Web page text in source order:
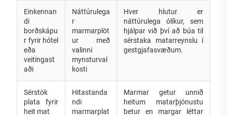
Einkennan
di
borðskápu
r fyrir hótel
eða
veitingast
aði
Náttúrulega
r
marmarplöt
ur með
valinni
mynsturval
kosti
Hver hlutur er
náttúrulega ólíkur, sem
hjálpar við því að búa til
sérstaka matarreynslu í
gestgjafasvæðum.
Sérstök
plata fyrir
heit mat
Hitastanda
ndi
marmarplat
Marmar getur unnið
heitum matarþjónustu
betur en margar léttar